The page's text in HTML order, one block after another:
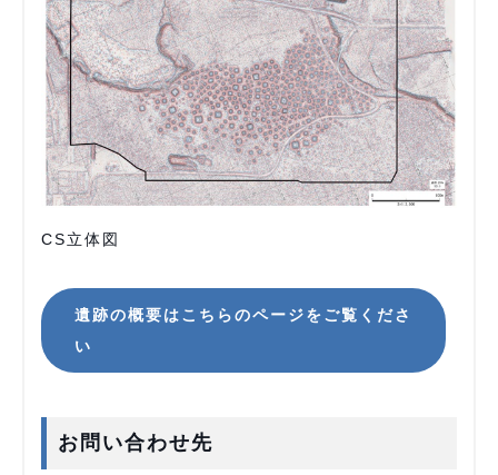
CS立体図
遺跡の概要はこちらのページをご覧くださ
い
お問い合わせ先